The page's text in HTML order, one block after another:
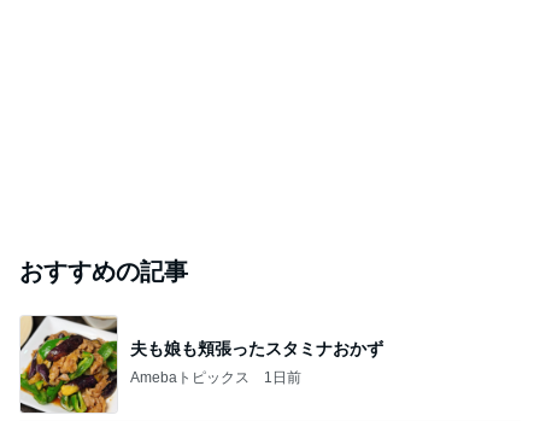
おすすめの記事
夫も娘も頬張ったスタミナおかず
Amebaトピックス 1日前